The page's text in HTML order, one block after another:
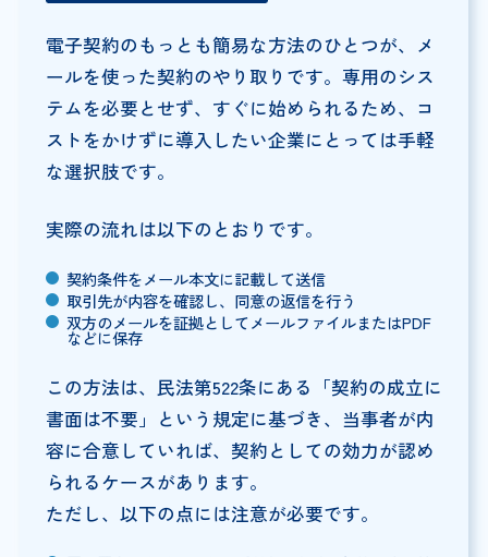
電子契約のもっとも簡易な方法のひとつが、メ
ールを使った契約のやり取りです。専用のシス
テムを必要とせず、すぐに始められるため、コ
ストをかけずに導入したい企業にとっては手軽
な選択肢です。
実際の流れは以下のとおりです。
契約条件をメール本文に記載して送信
取引先が内容を確認し、同意の返信を行う
双方のメールを証拠としてメールファイルまたはPDF
などに保存
この方法は、民法第522条にある「契約の成立に
書面は不要」という規定に基づき、当事者が内
容に合意していれば、契約としての効力が認め
られるケースがあります。
ただし、以下の点には注意が必要です。